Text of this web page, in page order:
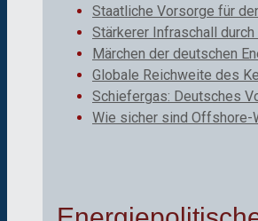
Staatliche Vorsorge für
Stärkerer Infraschall
Märchen der deutschen
Globale Reichweite des
Schiefergas: Deutsches
Wie sicher sind Offshore-